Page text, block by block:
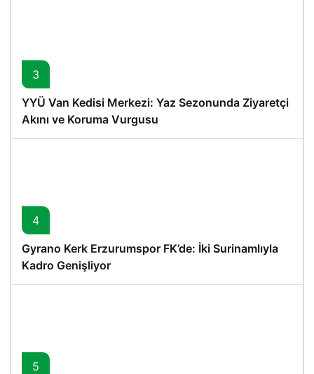
3
YYÜ Van Kedisi Merkezi: Yaz Sezonunda Ziyaretçi
Akını ve Koruma Vurgusu
4
Gyrano Kerk Erzurumspor FK’de: İki Surinamlıyla
Kadro Genişliyor
5